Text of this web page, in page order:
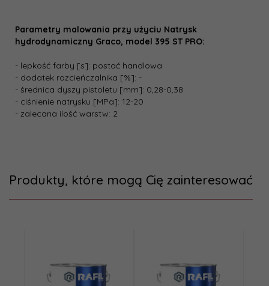
Parametry malowania przy użyciu Natrysk
hydrodynamiczny Graco, model 395 ST PRO:
- lepkość farby [s]: postać handlowa
- dodatek rozcieńczalnika [%]: -
- średnica dyszy pistoletu [mm]: 0,28-0,38
- ciśnienie natrysku [MPa]: 12-20
- zalecana ilość warstw: 2
Produkty, które mogą Cię zainteresować